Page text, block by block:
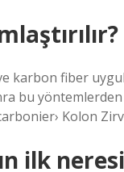
karbon fiber
bu yöntemlerden
Kolon
ilk